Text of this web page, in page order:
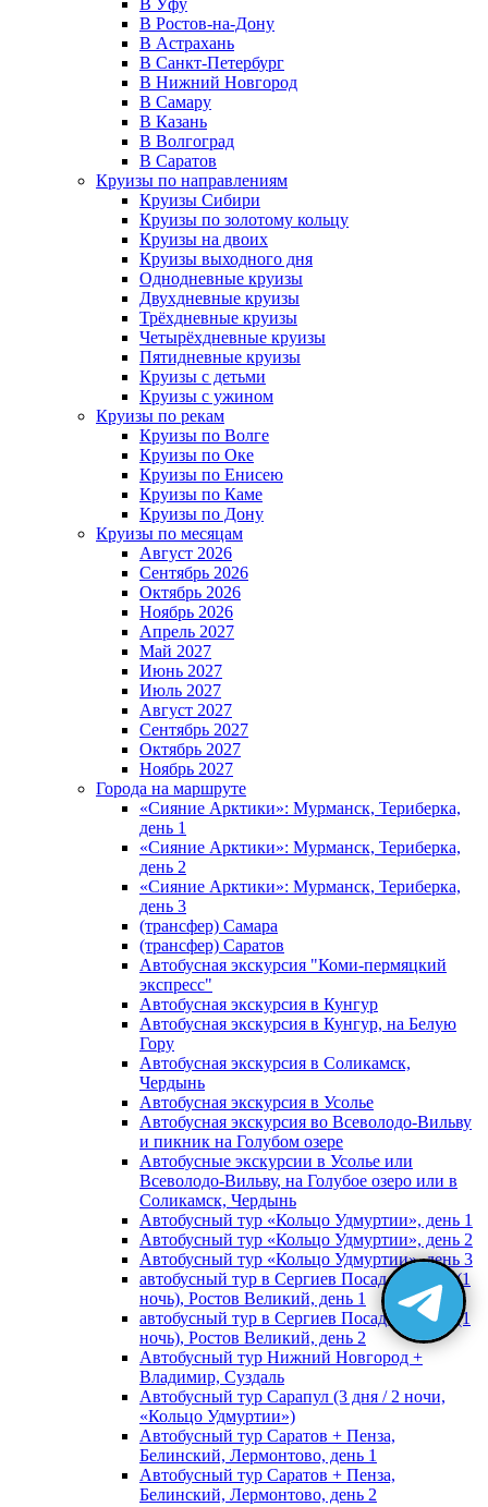
В Уфу
В Ростов-на-Дону
В Астрахань
В Санкт-Петербург
В Нижний Новгород
В Самару
В Казань
В Волгоград
В Саратов
Круизы по направлениям
Круизы Сибири
Круизы по золотому кольцу
Круизы на двоих
Круизы выходного дня
Однодневные круизы
Двухдневные круизы
Трёхдневные круизы
Четырёхдневные круизы
Пятидневные круизы
Круизы с детьми
Круизы с ужином
Круизы по рекам
Круизы по Волге
Круизы по Оке
Круизы по Енисею
Круизы по Каме
Круизы по Дону
Круизы по месяцам
Август 2026
Сентябрь 2026
Октябрь 2026
Ноябрь 2026
Апрель 2027
Май 2027
Июнь 2027
Июль 2027
Август 2027
Сентябрь 2027
Октябрь 2027
Ноябрь 2027
Города на маршруте
«Сияние Арктики»: Мурманск, Териберка,
день 1
«Сияние Арктики»: Мурманск, Териберка,
день 2
«Сияние Арктики»: Мурманск, Териберка,
день 3
(трансфер) Самара
(трансфер) Саратов
Автобусная экскурсия "Коми-пермяцкий
экспресс"
Автобусная экскурсия в Кунгур
Автобусная экскурсия в Кунгур, на Белую
Гору
Автобусная экскурсия в Соликамск,
Чердынь
Автобусная экскурсия в Усолье
Автобусная экскурсия во Всеволодо-Вильву
и пикник на Голубом озере
Автобусные экскурсии в Усолье или
Всеволодо-Вильву, на Голубое озеро или в
Соликамск, Чердынь
Автобусный тур «Кольцо Удмуртии», день 1
Автобусный тур «Кольцо Удмуртии», день 2
Автобусный тур «Кольцо Удмуртии», день 3
автобусный тур в Сергиев Посад, Москву (1
ночь), Ростов Великий, день 1
автобусный тур в Сергиев Посад, Москву (1
ночь), Ростов Великий, день 2
Автобусный тур Нижний Новгород +
Владимир, Суздаль
Автобусный тур Сарапул (3 дня / 2 ночи,
«Кольцо Удмуртии»)
Автобусный тур Саратов + Пенза,
Белинский, Лермонтово, день 1
Автобусный тур Саратов + Пенза,
Белинский, Лермонтово, день 2